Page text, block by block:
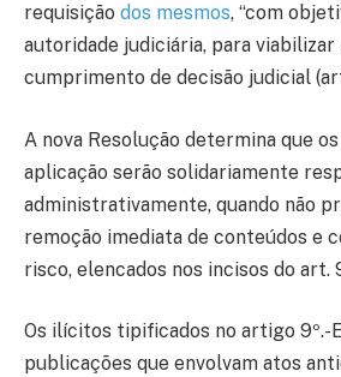
requisição dos mesmos, “com
autoridade judiciária, para
cumprimento de decisão judicial
A nova Resolução determina que
aplicação serão solidariamente
administrativamente, quando não
remoção imediata de conteúdos e
risco, elencados nos incisos do art.
Os ilícitos tipificados no artigo 9º.-
publicações que envolvam atos